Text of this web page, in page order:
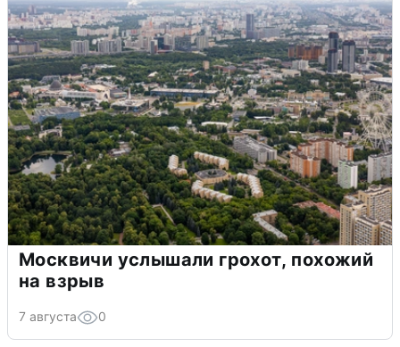
Москвичи услышали грохот, похожий
на взрыв
7 августа 0